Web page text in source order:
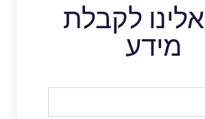
לקבלת
מידע